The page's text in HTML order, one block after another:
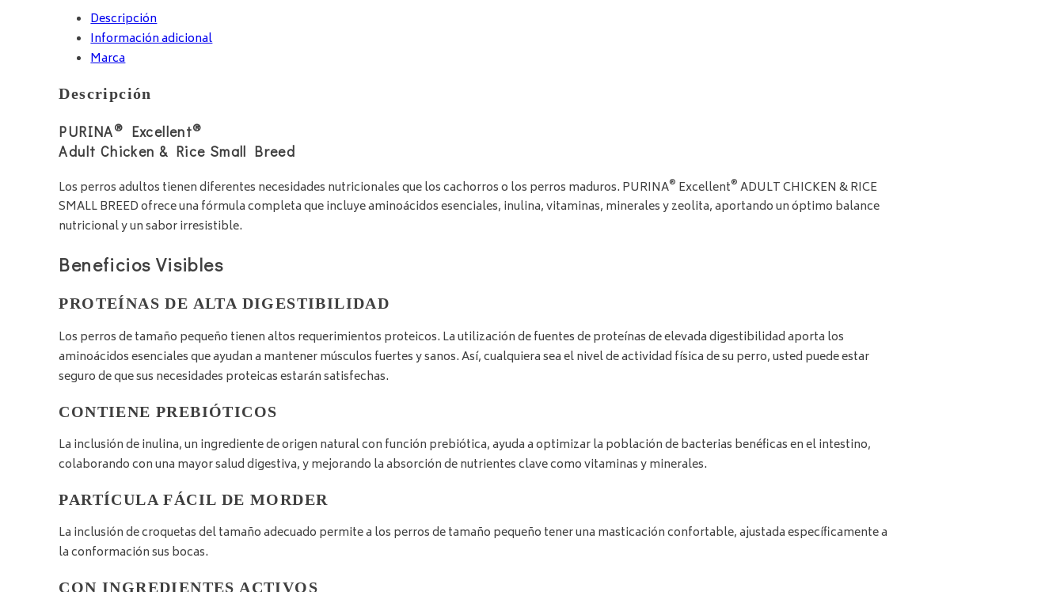
WhatsApp
Descripción
Información adicional
Marca
Descripción
PURINA® Excellent®
Adult Chicken & Rice Small Breed
Los perros adultos tienen diferentes necesidades nutricionales que los cachorros o los perros maduros. PURINA® Excellent®ADULT CHICKEN & RICE
SMALL BREED ofrece una fórmula completa que incluye aminoácidos esenciales, inulina, vitaminas, minerales y zeolita, aportando un óptimo balance
nutricional y un sabor irresistible.
Beneficios Visibles
PROTEÍNAS DE ALTA DIGESTIBILIDAD
Los perros de tamaño pequeño tienen altos requerimientos proteicos. La utilización de fuentes de proteínas de elevada digestibilidad aporta los
aminoácidos esenciales que ayudan a mantener músculos fuertes y sanos. Así, cualquiera sea el nivel de actividad física de su perro, usted puede estar
seguro de que sus necesidades proteicas estarán satisfechas.
CONTIENE PREBIÓTICOS
La inclusión de inulina, un ingrediente de origen natural con función prebiótica, ayuda a optimizar la población de bacterias benéficas en el intestino,
colaborando con una mayor salud digestiva, y mejorando la absorción de nutrientes clave como vitaminas y minerales.
PARTÍCULA FÁCIL DE MORDER
La inclusión de croquetas del tamaño adecuado permite a los perros de tamaño pequeño tener una masticación confortable, ajustada específicamente a
la conformación sus bocas.
CON INGREDIENTES ACTIVOS